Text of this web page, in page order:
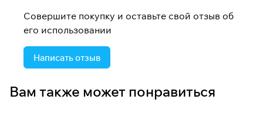
Совершите покупку и оставьте свой отзыв об
его использовании
Написать отзыв
Вам также может понравиться